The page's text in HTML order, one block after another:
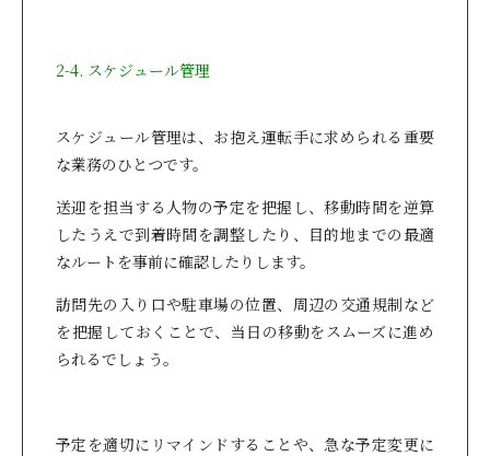
2-4. スケジュール管理
スケジュール管理は、お抱え運転手に求められる重要
な業務のひとつです。
送迎を担当する人物の予定を把握し、移動時間を逆算
したうえで到着時間を調整したり、目的地までの最適
なルートを事前に確認したりします。
訪問先の入り口や駐車場の位置、周辺の交通規制など
を把握しておくことで、当日の移動をスムーズに進め
られるでしょう。
予定を適切にリマインドすることや、急な予定変更に